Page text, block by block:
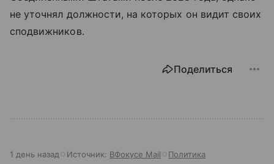
не уточнял должности, на которых он видит своих
сподвижников.
Поделиться
1 день назад Источник: ВФокусе Mail Политика